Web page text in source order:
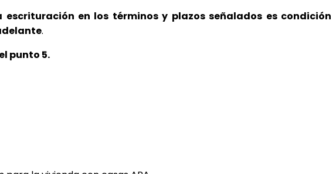
escrituración en los términos y plazos señalados es condición
.
punto 5.